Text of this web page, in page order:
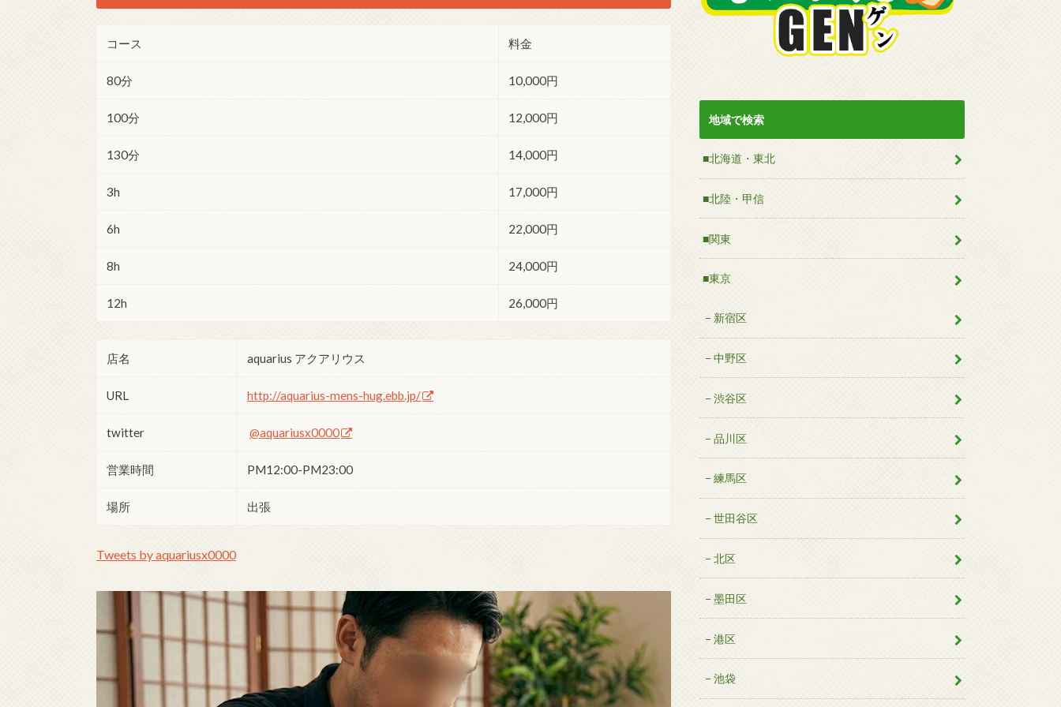
コース 料金
80分 10,000円
100分 12,000円
130分 14,000円
3h 17,000円
6h 22,000円
8h 24,000円
12h 26,000円
店名 aquarius アクアリウス
URL http://aquarius-mens-hug.ebb.jp/
twitter @aquariusx0000
営業時間 PM12:00-PM23:00
場所 出張
Tweets by aquariusx0000
地域で検索
■北海道・東北
■北陸・甲信
■関東
■東京
新宿区
中野区
渋谷区
品川区
練馬区
世田谷区
北区
墨田区
港区
池袋